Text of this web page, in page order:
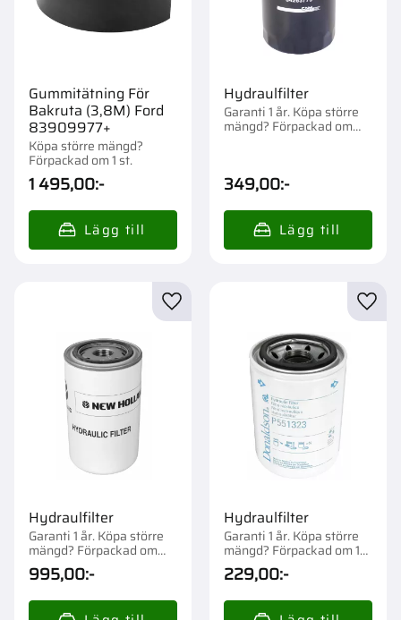
Gummitätning För
Bakruta (3,8M) Ford
83909977+
Köpa större mängd?
Förpackad om 1 st.
1 495,00:-
Hydraulfilter
Garanti 1 år. Köpa större
mängd? Förpackad om
349,00:-
Hydraulfilter
Garanti 1 år. Köpa större
mängd? Förpackad om
1/12 st.
995,00:-
Lägg till i favoriter
Hydraulfilter
Garanti 1 år. Köpa större
mängd? Förpackad om 1
st.
229,00:-